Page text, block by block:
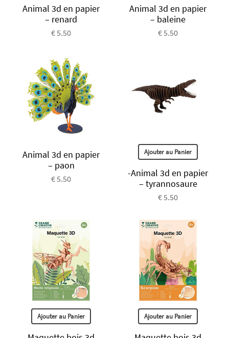
Animal 3d en papier
– renard
€ 5.50
Animal 3d en papier
– baleine
€ 5.50
Animal 3d en papier
– paon
€ 5.50
Ajouter au Panier
-Animal 3d en papier
– tyrannosaure
€ 5.50
Ajouter au Panier Ajouter au Panier